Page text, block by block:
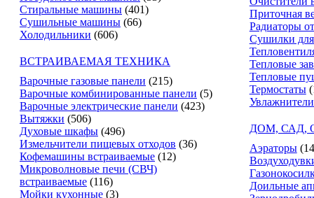
Стиральные машины (401)
Сушильные машины (66)
Холодильники (606)
ВСТРАИВАЕМАЯ ТЕХНИКА
Варочные газовые панели (215)
Варочные комбинированные панели (5)
Варочные электрические панели (423)
Вытяжки (506)
Духовые шкафы (496)
Измельчители пищевых отходов (36)
Кофемашины встраиваемые (12)
Микроволновые печи (СВЧ)
встраиваемые (116)
Мойки кухонные (3)
Приточная
Радиаторы
Сушилки
Тепловые
Тепловые
Термостаты
ДОМ, САД,
Аэраторы
Доильные